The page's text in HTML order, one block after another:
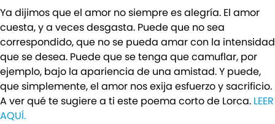
Ya dijimos que el amor no siempre es alegría. El amor
cuesta, y a veces desgasta. Puede que no sea
correspondido, que no se pueda amar con la intensidad
que se desea. Puede que se tenga que camuflar, por
ejemplo, bajo la apariencia de una amistad. Y puede,
que simplemente, el amor nos exija esfuerzo y sacrificio.
A ver qué te sugiere a ti este poema corto de Lorca. LEER
AQUÍ.